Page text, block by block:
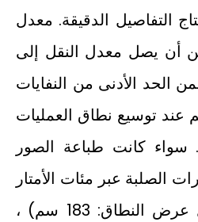
التفاصيل الدقيقة. معدل
أن يصل معدل النقل إلى
يضمن الحد الأدنى من النفايات
عند توسيع نطاق العمليات
سواء كانت طباعة الصور
الصلبة عبر مئات الأمتار
لكل لفة (يمكننا جعل عرض النطاق: 183 سم) ،